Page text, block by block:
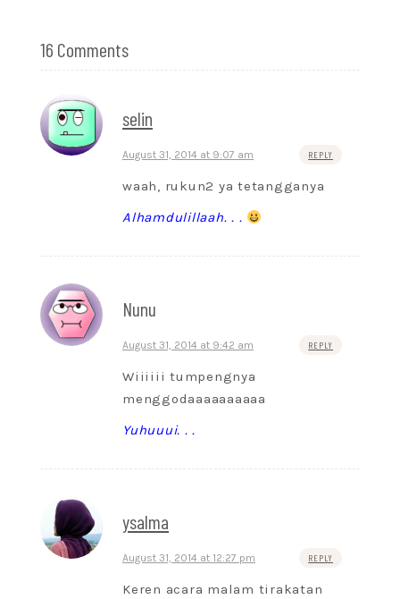
16 Comments
selin
August 31, 2014 at 9:07 am REPLY
waah, rukun2 ya tetangganya
Alhamdulillaah. . .
Nunu
August 31, 2014 at 9:42 am REPLY
Wiiiiii tumpengnya
menggodaaaaaaaaaa
Yuhuuui. . .
ysalma
August 31, 2014 at 12:27 pm REPLY
Keren acara malam tirakatan